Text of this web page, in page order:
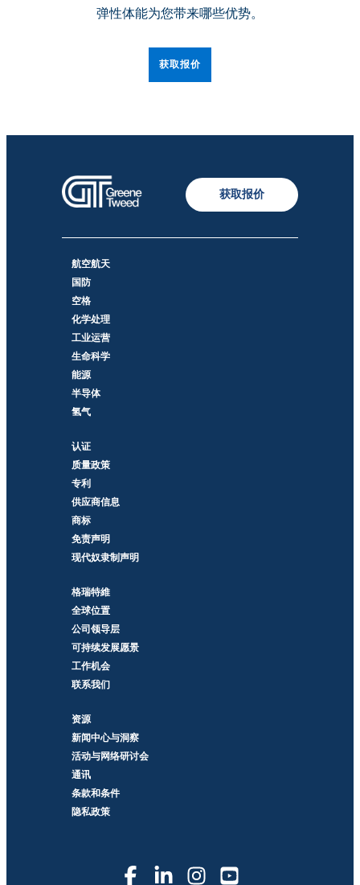
弹性体能为您带来哪些优势。
获取报价
获取报价
航空航天
国防
空格
化学处理
工业运营
生命科学
能源
半导体
氢气
认证
质量政策
专利
供应商信息
商标
免责声明
现代奴隶制声明
格瑞特維
全球位置
公司领导层
可持续发展愿景
工作机会
联系我们
资源
新闻中心与洞察
活动与网络研讨会
通讯
条款和条件
隐私政策